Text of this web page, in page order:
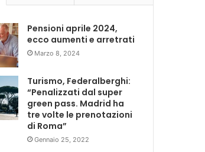
Pensioni aprile 2024,
ecco aumenti e arretrati
Marzo 8, 2024
Turismo, Federalberghi:
“Penalizzati dal super
green pass. Madrid ha
tre volte le prenotazioni
di Roma”
Gennaio 25, 2022